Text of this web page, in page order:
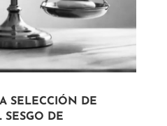
SELECCIÓN DE
DE